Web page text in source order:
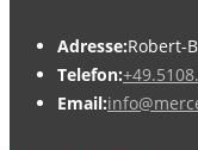
Adresse:Robert-
Telefon:
Email: